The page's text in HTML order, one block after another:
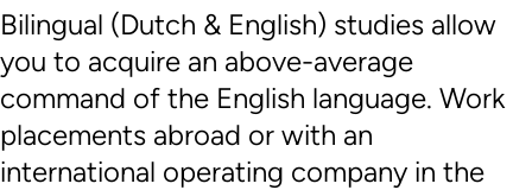
Bilingual (Dutch & English) studies allow
you to acquire an above-average
command of the English language. Work
placements abroad or with an
international operating company in the